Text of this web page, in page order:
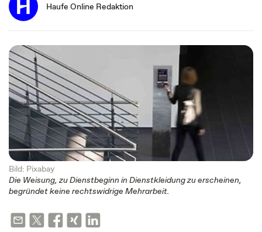
Haufe Online Redaktion
Bild: Pixabay
Die Weisung, zu Dienstbeginn in Dienstkleidung zu erscheinen,
begründet keine rechtswidrige Mehrarbeit.